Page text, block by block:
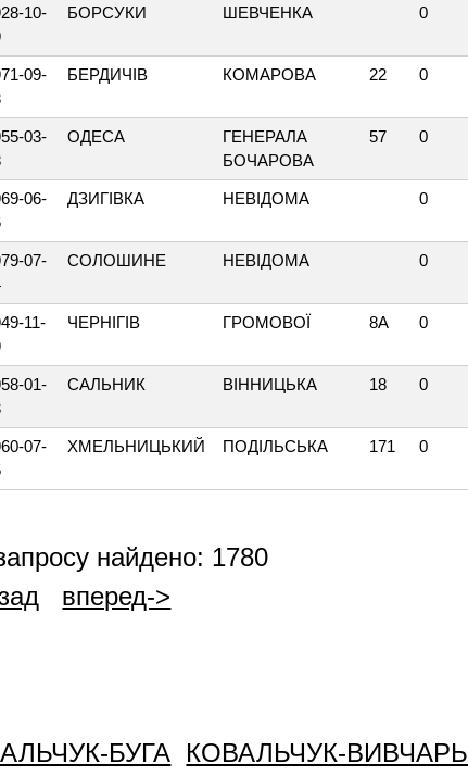
10-
БОРСУКИ ШЕВЧЕНКА 0
09-
БЕРДИЧІВ КОМАРОВА 22 0
03-
ОДЕСА
ГЕНЕРАЛА
БОЧАРОВА
57 0
06-
ДЗИГІВКА НЕВІДОМА 0
07-
СОЛОШИНЕ НЕВІДОМА 0
11-
ЧЕРНІГІВ ГРОМОВОЇ 8А 0
01-
САЛЬНИК ВІННИЦЬКА 18 0
07-
ХМЕЛЬНИЦЬКИЙ ПОДІЛЬСЬКА 171 0
найдено: 1780
вперед->
БУГА КОВАЛЬЧУК-ВИВЧАРЬ